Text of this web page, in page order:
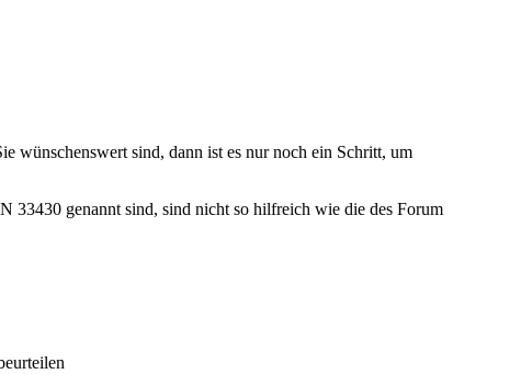
wünschenswert sind, dann ist es nur noch ein Schritt, um
33430 genannt sind, sind nicht so hilfreich wie die des Forum